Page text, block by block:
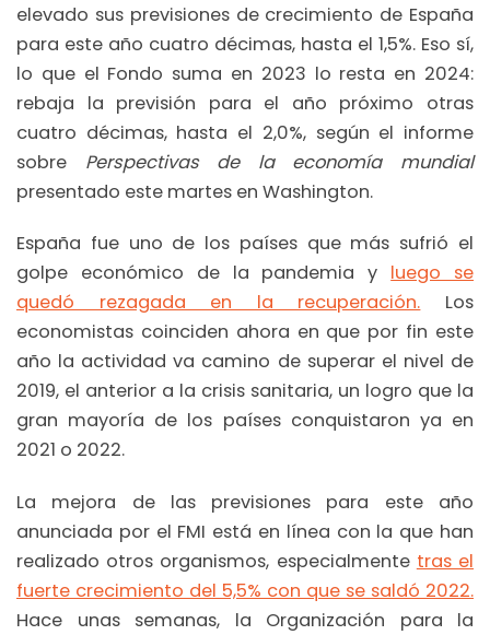
elevado sus previsiones de crecimiento de España
para este año cuatro décimas, hasta el 1,5%. Eso sí,
lo que el Fondo suma en 2023 lo resta en 2024:
rebaja la previsión para el año próximo otras
cuatro décimas, hasta el 2,0%, según el informe
sobre Perspectivas de la economía mundial
presentado este martes en Washington.
España fue uno de los países que más sufrió el
golpe económico de la pandemia y luego se
quedó rezagada en la recuperación. Los
economistas coinciden ahora en que por fin este
año la actividad va camino de superar el nivel de
2019, el anterior a la crisis sanitaria, un logro que la
gran mayoría de los países conquistaron ya en
2021 o 2022.
La mejora de las previsiones para este año
anunciada por el FMI está en línea con la que han
realizado otros organismos, especialmente tras el
fuerte crecimiento del 5,5% con que se saldó 2022.
Hace unas semanas, la Organización para la